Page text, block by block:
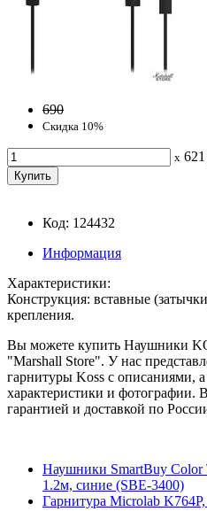
690
Скидка 10%
x 621
Код: 124432
Информация
Характеристики:
Конструкция: вставные
крепления.
Вы можете купить Наушники
"Marshall Store". У нас
гарнитуры Koss с описаниями,
характеристики и фотографии.
гарантией и доставкой по
Наушники SmartBuy Color
1.2м, синие (SBE-3400)
Гарнитура Microlab